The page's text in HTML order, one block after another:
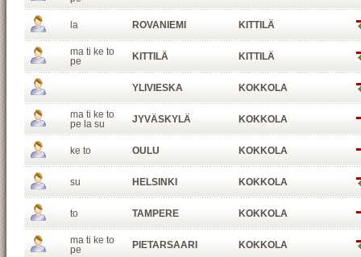
la ROVANIEMI KITTILÄ
ma ti ke to
pe
KITTILÄ KITTILÄ
YLIVIESKA KOKKOLA
ma ti ke to
pe la su
JYVÄSKYLÄ KOKKOLA
ke to OULU KOKKOLA
su HELSINKI KOKKOLA
to TAMPERE KOKKOLA
ma ti ke to
pe
PIETARSAARI KOKKOLA